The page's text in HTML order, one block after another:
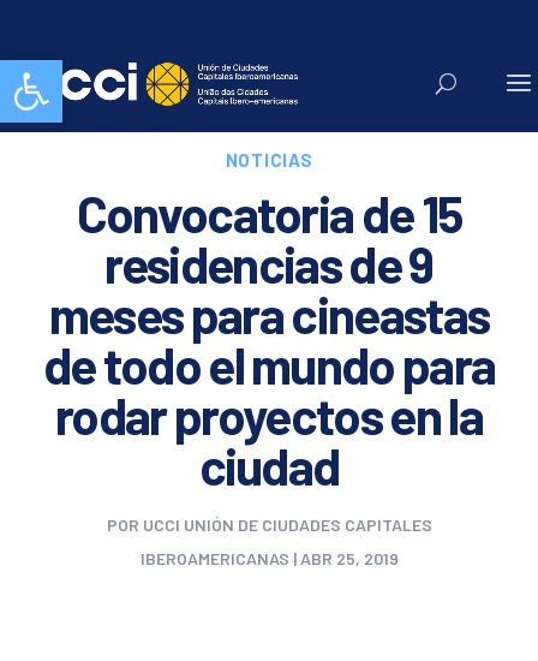
Abrir barra de herramientas
NOTICIAS
Convocatoria de 15
residencias de 9
meses para cineastas
de todo el mundo para
rodar proyectos en la
ciudad
POR UCCI UNIÓN DE CIUDADES CAPITALES
IBEROAMERICANAS | ABR 25, 2019